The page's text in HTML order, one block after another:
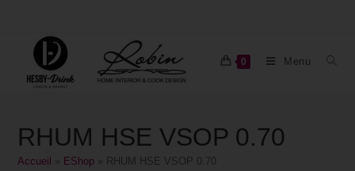
0 Menu
RHUM HSE VSOP 0.70
Accueil EShop RHUM HSE VSOP 0.70